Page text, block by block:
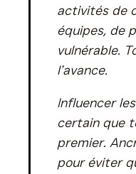
activités de
équipes, de
vulnérable.
l’avance.
Influencer
certain que
premier.
pour éviter